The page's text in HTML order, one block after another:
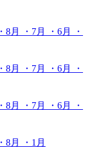
・8月 ・7月 ・6月
・
・8月 ・7月 ・6月
・
・8月 ・7月 ・6月
・
・8月
・1月